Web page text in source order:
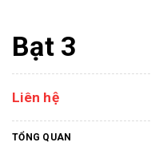
Bạt 3
Liên hệ
TỔNG QUAN